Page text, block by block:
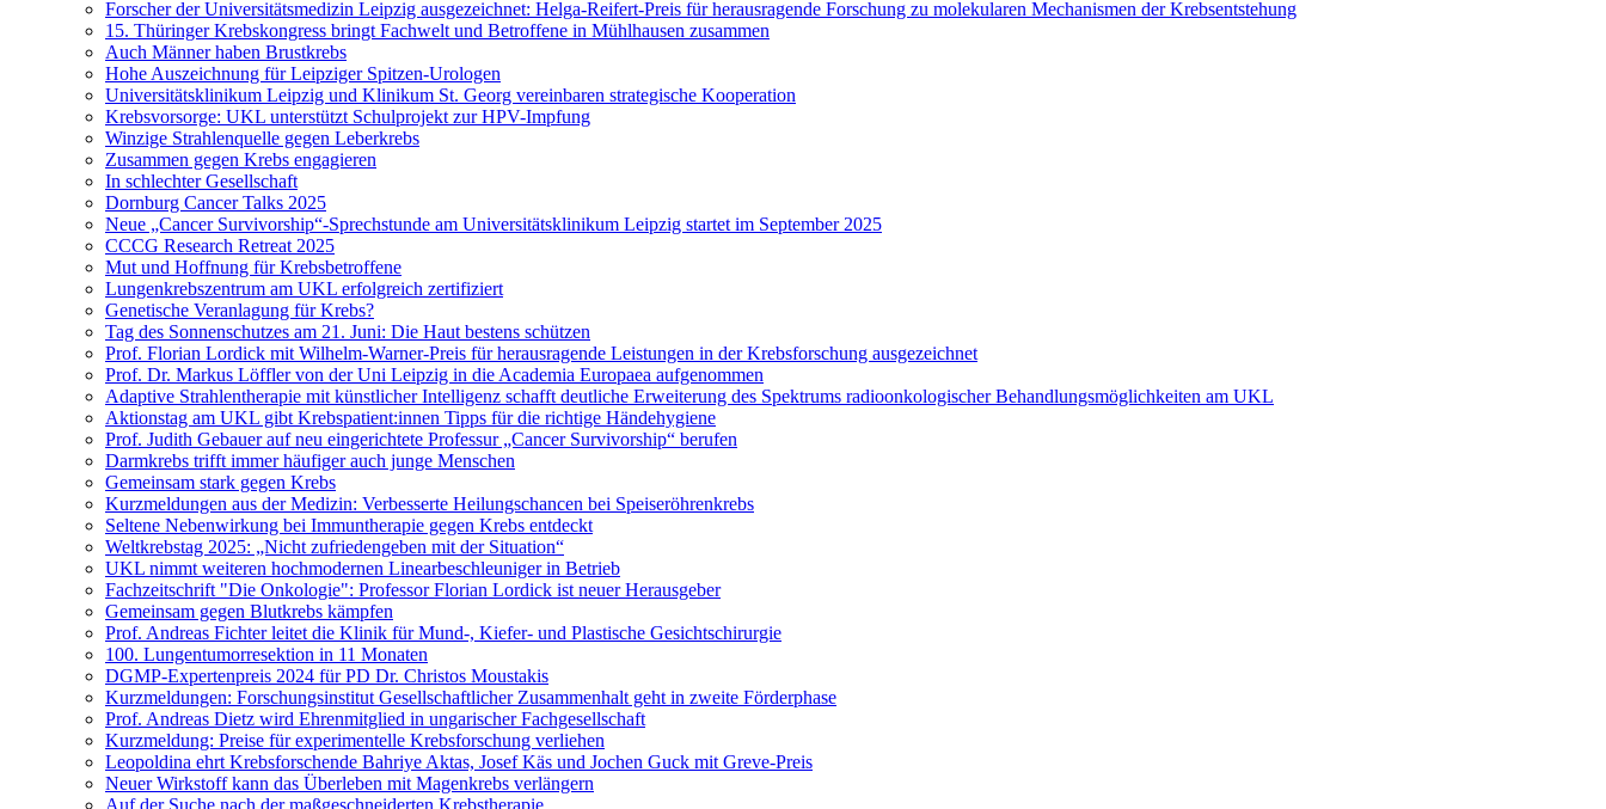
Forscher der Universitätsmedizin Leipzig ausgezeichnet: Helga-Reifert-Preis für herausragende Forschung zu molekularen Mechanismen der Krebsentstehung
15. Thüringer Krebskongress bringt Fachwelt und Betroffene in Mühlhausen zusammen
Auch Männer haben Brustkrebs
Hohe Auszeichnung für Leipziger Spitzen-Urologen
Universitätsklinikum Leipzig und Klinikum St. Georg vereinbaren strategische Kooperation
Krebsvorsorge: UKL unterstützt Schulprojekt zur HPV-Impfung
Winzige Strahlenquelle gegen Leberkrebs
Zusammen gegen Krebs engagieren
In schlechter Gesellschaft
Dornburg Cancer Talks 2025
Neue „Cancer Survivorship“-Sprechstunde am Universitätsklinikum Leipzig startet im September 2025
CCCG Research Retreat 2025
Mut und Hoffnung für Krebsbetroffene
Lungenkrebszentrum am UKL erfolgreich zertifiziert
Genetische Veranlagung für Krebs?
Tag des Sonnenschutzes am 21. Juni: Die Haut bestens schützen
Prof. Florian Lordick mit Wilhelm-Warner-Preis für herausragende Leistungen in der Krebsforschung ausgezeichnet
Prof. Dr. Markus Löffler von der Uni Leipzig in die Academia Europaea aufgenommen
Adaptive Strahlentherapie mit künstlicher Intelligenz schafft deutliche Erweiterung des Spektrums radioonkologischer Behandlungsmöglichkeiten am UKL
Aktionstag am UKL gibt Krebspatient:innen Tipps für die richtige Händehygiene
Prof. Judith Gebauer auf neu eingerichtete Professur „Cancer Survivorship“ berufen
Darmkrebs trifft immer häufiger auch junge Menschen
Gemeinsam stark gegen Krebs
Kurzmeldungen aus der Medizin: Verbesserte Heilungschancen bei Speiseröhrenkrebs
Seltene Nebenwirkung bei Immuntherapie gegen Krebs entdeckt
Weltkrebstag 2025: „Nicht zufriedengeben mit der Situation“
UKL nimmt weiteren hochmodernen Linearbeschleuniger in Betrieb
Fachzeitschrift "Die Onkologie": Professor Florian Lordick ist neuer Herausgeber
Gemeinsam gegen Blutkrebs kämpfen
Prof. Andreas Fichter leitet die Klinik für Mund-, Kiefer- und Plastische Gesichtschirurgie
100. Lungentumorresektion in 11 Monaten
DGMP-Expertenpreis 2024 für PD Dr. Christos Moustakis
Kurzmeldungen: Forschungsinstitut Gesellschaftlicher Zusammenhalt geht in zweite Förderphase
Prof. Andreas Dietz wird Ehrenmitglied in ungarischer Fachgesellschaft
Kurzmeldung: Preise für experimentelle Krebsforschung verliehen
Leopoldina ehrt Krebsforschende Bahriye Aktas, Josef Käs und Jochen Guck mit Greve-Preis
Neuer Wirkstoff kann das Überleben mit Magenkrebs verlängern
Auf der Suche nach der maßgeschneiderten Krebstherapie